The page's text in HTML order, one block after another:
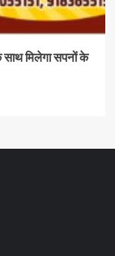
मिलेगा सपनों के